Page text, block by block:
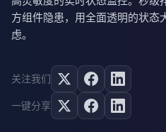
方组件隐患，用全面透明的状态
虑。
关注我们
一键分享